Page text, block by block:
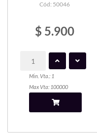
Cód: 50046
$ 5.900
Min. Vta.: 1
Max Vta: 100000